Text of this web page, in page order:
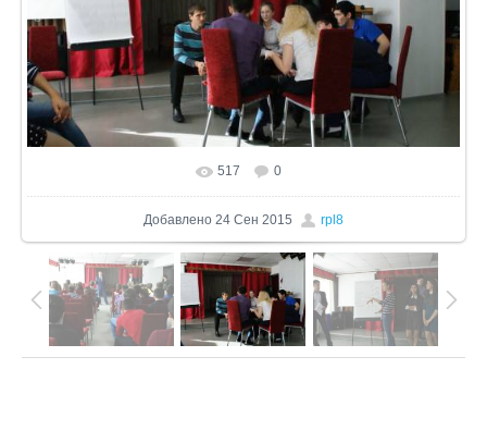
В реальном размере 1200x671
517 0
Добавлено 24 Сен 2015 rpl8